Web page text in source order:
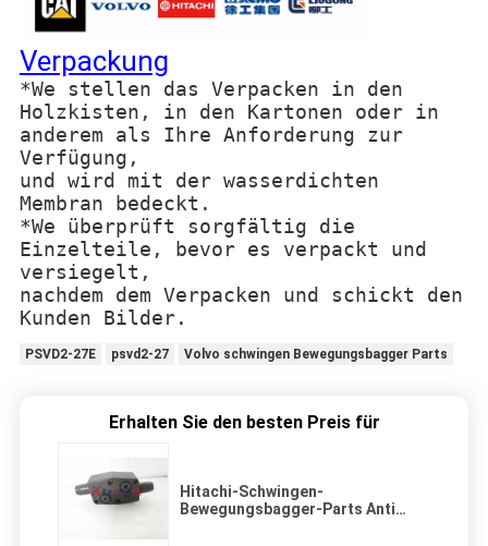
Verpackung
*We stellen das Verpacken in den
Holzkisten, in den Kartonen oder in
anderem als Ihre Anforderung zur
Verfügung,
und wird mit der wasserdichten
Membran bedeckt.
*We überprüft sorgfältig die
Einzelteile, bevor es verpackt und
versiegelt,
nachdem dem Verpacken und schickt den
Kunden Bilder.
PSVD2-27E psvd2-27 Volvo schwingen Bewegungsbagger Parts
Erhalten Sie den besten Preis für
Hitachi-Schwingen-
Bewegungsbagger-Parts Anti